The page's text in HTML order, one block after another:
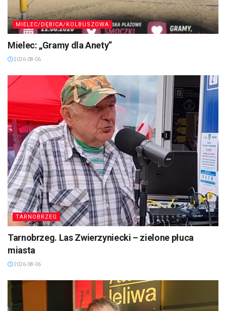
MIELEC/DĘBICA/KOLBUSZOWA
Mielec: „Gramy dla Anety”
2026-08-06
TARNOBRZEG
Tarnobrzeg. Las Zwierzyniecki – zielone płuca
miasta
2026-08-06